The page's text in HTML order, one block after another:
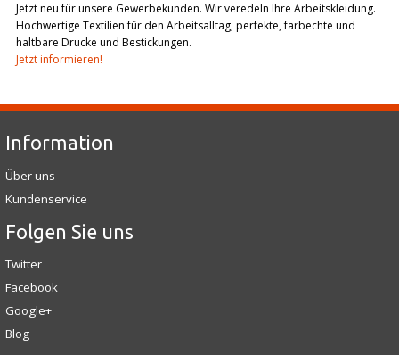
Jetzt neu für unsere Gewerbekunden. Wir veredeln Ihre Arbeitskleidung.
Hochwertige Textilien für den Arbeitsalltag, perfekte, farbechte und
haltbare Drucke und Bestickungen.
Jetzt informieren!
Information
Über uns
Kundenservice
Folgen Sie uns
Twitter
Facebook
Google+
Blog